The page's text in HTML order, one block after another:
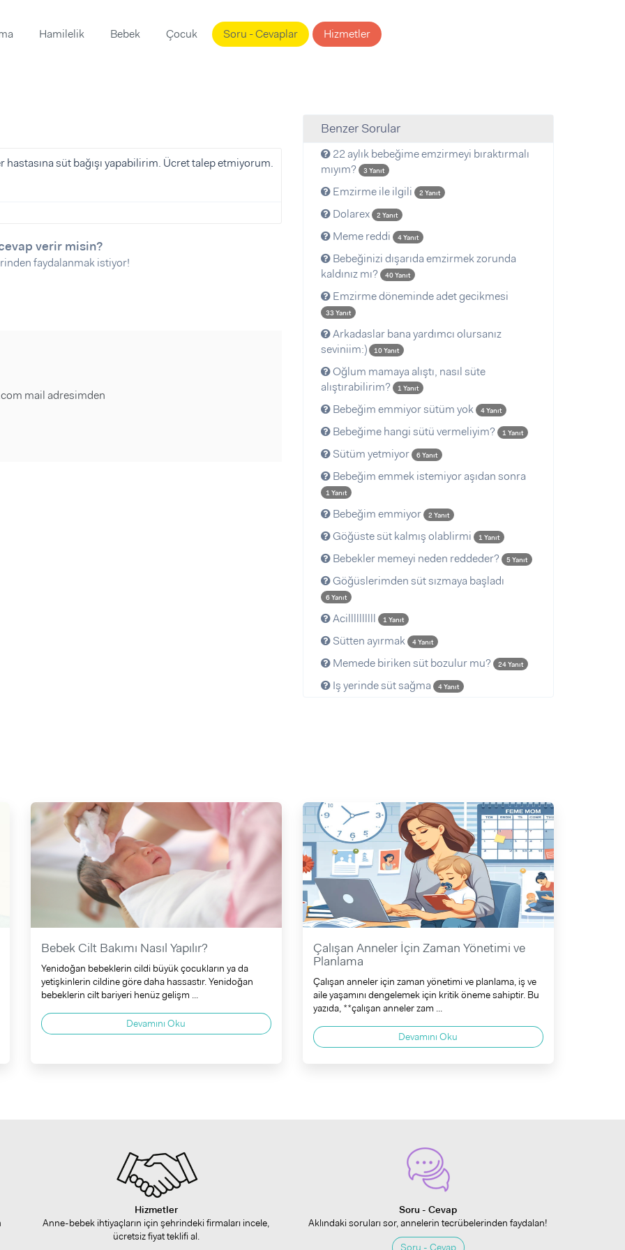
Hamilelik Bebek Çocuk Soru - Cevaplar Hizmetler
süt bağışı yapabilirim. Ücret talep etmiyorum.
verir misin?
faydalanmak istiyor!
mail adresimden
Benzer Sorular
22 aylık bebeğime emzirmeyi bıraktırmalı
mıyım?
3 Yanıt
Emzirme ile ilgili 2 Yanıt
Dolarex 2 Yanıt
Meme reddi 4 Yanıt
Bebeğinizi dışarıda emzirmek zorunda
kaldınız mı?
40 Yanıt
Emzirme döneminde adet gecikmesi
33 Yanıt
Arkadaslar bana yardımcı olursanız
seviniim:)
10 Yanıt
Oğlum mamaya alıştı, nasıl süte
alıştırabilirim?
1 Yanıt
Bebeğim emmiyor sütüm yok 4 Yanıt
Bebeğime hangi sütü vermeliyim? 1 Yanıt
Sütüm yetmiyor 6 Yanıt
Bebeğim emmek istemiyor aşıdan sonra
1 Yanıt
Bebeğim emmiyor 2 Yanıt
Göğüste süt kalmış olablirmi 1 Yanıt
Bebekler memeyi neden reddeder? 5 Yanıt
Göğüslerimden süt sızmaya başladı
6 Yanıt
Acillllllllll 1 Yanıt
Sütten ayırmak 4 Yanıt
Memede biriken süt bozulur mu? 24 Yanıt
Iş yerinde süt sağma 4 Yanıt
Bebek Cilt Bakımı Nasıl Yapılır?
Yenidoğan bebeklerin cildi büyük çocukların ya da
yetişkinlerin cildine göre daha hassastır. Yenidoğan
bebeklerin cilt bariyeri henüz gelişm ...
Devamını Oku
Çalışan Anneler İçin Zaman Yönetimi ve
Planlama
Çalışan anneler için zaman yönetimi ve planlama, iş ve
aile yaşamını dengelemek için kritik öneme sahiptir. Bu
yazıda, **çalışan anneler zam ...
Devamını Oku
Hizmetler
Anne-bebek ihtiyaçların için şehrindeki firmaları incele,
ücretsiz fiyat teklifi al.
Soru - Cevap
Aklındaki soruları sor, annelerin tecrübelerinden faydalan!
Soru - Cevap